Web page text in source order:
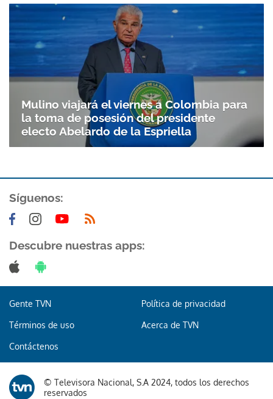
Gracias por suscribirte a nuestro boletín.
ACEPTAR
Mulino viajará el viernes a Colombia para
la toma de posesión del presidente
electo Abelardo de la Espriella
Síguenos:
Descubre nuestras apps:
Gente TVN Política de privacidad
Términos de uso Acerca de TVN
Contáctenos
© Televisora Nacional, S.A 2024, todos los derechos
reservados